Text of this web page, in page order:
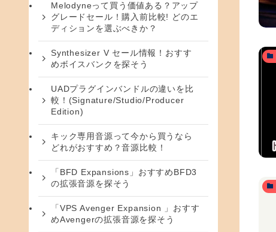
Melodyneって買う価値ある？アップ
グレードセール！購入前比較! どのエ
ディションを選ぶべきか？
Synthesizer V セール情報！おすす
めボイスバンクを探そう
UADプラグインバンドルの違いを比
較！(Signature/Studio/Producer
Edition)
キック専用音源って今から買うなら
どれがおすすめ？音源比較！
「BFD Expansions」おすすめBFD3
の拡張音源を探そう
「VPS Avenger Expansion 」おすす
めAvengerの拡張音源を探そう